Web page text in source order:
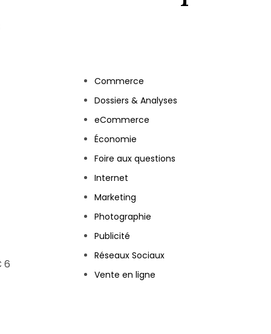
6
Commerce
Dossiers & Analyses
eCommerce
Économie
Foire aux questions
Internet
Marketing
Photographie
Publicité
Réseaux Sociaux
Vente en ligne